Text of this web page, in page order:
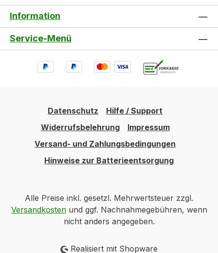
Information
Service-Menü
Datenschutz
Hilfe / Support
Widerrufsbelehrung
Impressum
Versand- und Zahlungsbedingungen
Hinweise zur Batterieentsorgung
Alle Preise inkl. gesetzl. Mehrwertsteuer zzgl.
Versandkostenund ggf. Nachnahmegebühren, wenn
nicht anders angegeben.
Realisiert mit Shopware